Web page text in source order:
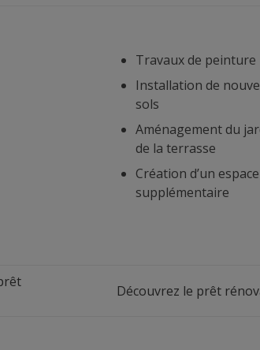
Travaux de peinture
Installation de
sols
Aménagement du
de la terrasse
Création d’un espace
supplémentaire
Découvrez le prêt